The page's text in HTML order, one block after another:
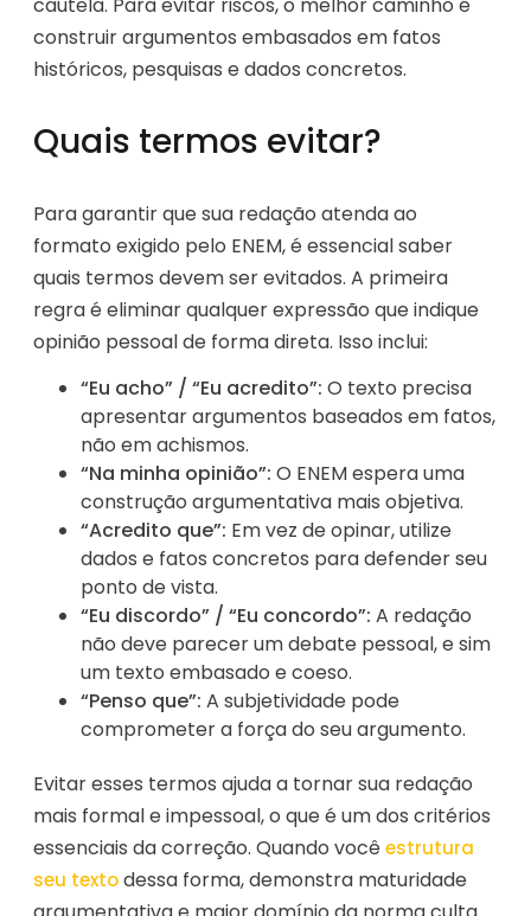
construir argumentos embasados em fatos
históricos, pesquisas e dados concretos.
Quais termos evitar?
Para garantir que sua redação atenda ao
formato exigido pelo ENEM, é essencial saber
quais termos devem ser evitados. A primeira
regra é eliminar qualquer expressão que indique
opinião pessoal de forma direta. Isso inclui:
“Eu acho” / “Eu acredito”: O texto precisa
apresentar argumentos baseados em fatos,
não em achismos.
“Na minha opinião”: O ENEM espera uma
construção argumentativa mais objetiva.
“Acredito que”: Em vez de opinar, utilize
dados e fatos concretos para defender seu
ponto de vista.
“Eu discordo” / “Eu concordo”: A redação
não deve parecer um debate pessoal, e sim
um texto embasado e coeso.
“Penso que”: A subjetividade pode
comprometer a força do seu argumento.
Evitar esses termos ajuda a tornar sua redação
mais formal e impessoal, o que é um dos critérios
essenciais da correção. Quando vocêestrutura
seu textodessa forma, demonstra maturidade